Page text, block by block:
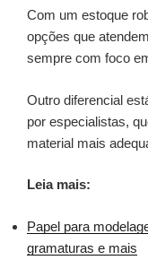
Com um estoque
opções que
sempre com foco
Outro diferencial
por especialistas,
material mais
Leia mais:
Papel para
gramaturas e mais